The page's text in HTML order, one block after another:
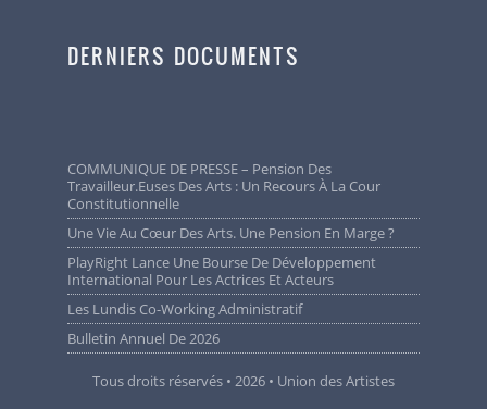
DERNIERS DOCUMENTS
COMMUNIQUE DE PRESSE – Pension Des
Travailleur.euses Des Arts : Un Recours À La Cour
Constitutionnelle
Une Vie Au Cœur Des Arts. Une Pension En Marge ?
PlayRight Lance Une Bourse De Développement
International Pour Les Actrices Et Acteurs
Les Lundis Co-Working Administratif
Bulletin Annuel De 2026
Tous droits réservés • 2026 • Union des Artistes